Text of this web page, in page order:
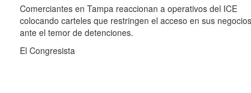
Comerciantes en Tampa reaccionan a operativos del ICE
colocando carteles que restringen el acceso en sus negocios
ante el temor de detenciones.
El Congresista